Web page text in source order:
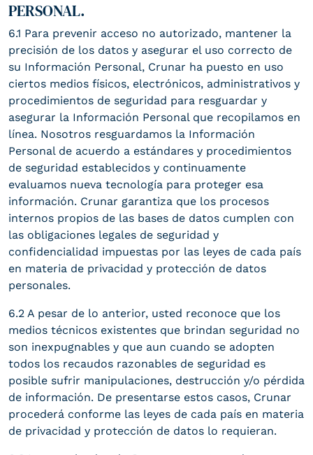
PERSONAL.
6.1 Para prevenir acceso no autorizado, mantener la
precisión de los datos y asegurar el uso correcto de
su Información Personal, Crunar ha puesto en uso
ciertos medios físicos, electrónicos, administrativos y
procedimientos de seguridad para resguardar y
asegurar la Información Personal que recopilamos en
línea. Nosotros resguardamos la Información
Personal de acuerdo a estándares y procedimientos
de seguridad establecidos y continuamente
evaluamos nueva tecnología para proteger esa
información. Crunar garantiza que los procesos
internos propios de las bases de datos cumplen con
las obligaciones legales de seguridad y
confidencialidad impuestas por las leyes de cada país
en materia de privacidad y protección de datos
personales.
6.2 A pesar de lo anterior, usted reconoce que los
medios técnicos existentes que brindan seguridad no
son inexpugnables y que aun cuando se adopten
todos los recaudos razonables de seguridad es
posible sufrir manipulaciones, destrucción y/o pérdida
de información. De presentarse estos casos, Crunar
procederá conforme las leyes de cada país en materia
de privacidad y protección de datos lo requieran.